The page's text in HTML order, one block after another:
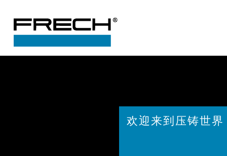
欢迎来到压铸世界